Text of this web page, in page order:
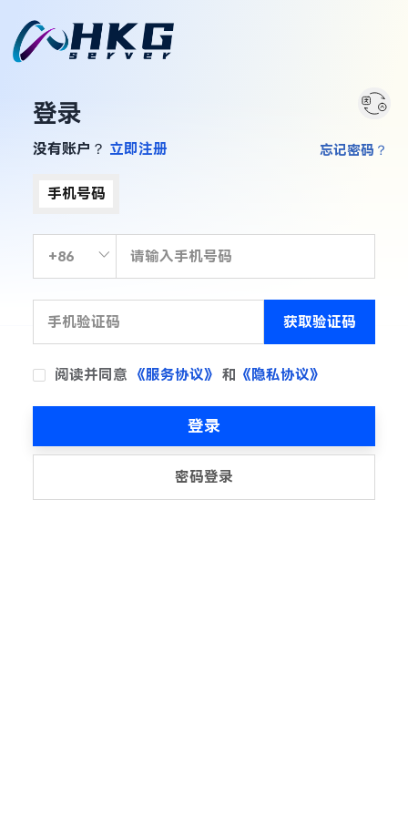
登录
没有账户？ 立即注册
手机号码
获取验证码
阅读并同意 《服务协议》 和 《隐私协议》
忘记密码？
登录
密码登录